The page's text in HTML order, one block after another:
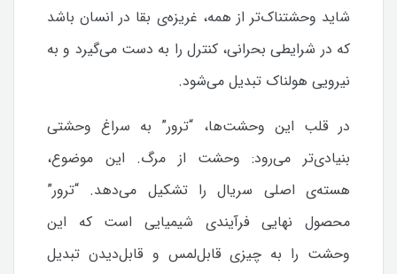
شاید وحشتناک‌تر از همه، غریزه‌ی بقا در انسان باشد
که در شرایطی بحرانی، کنترل را به دست می‌گیرد و به
نیرویی هولناک تبدیل می‌شود.
در قلب این وحشت‌ها، “ترور” به سراغ وحشتی
بنیادی‌تر می‌رود: وحشت از مرگ. این موضوع،
هسته‌ی اصلی سریال را تشکیل می‌دهد. “ترور”
محصول نهایی فرآیندی شیمیایی است که این
وحشت را به چیزی قابل‌لمس و قابل‌دیدن تبدیل